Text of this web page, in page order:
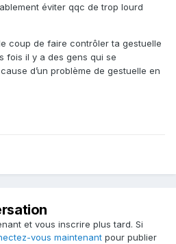
éviter qqc de trop lourd
coup de faire contrôler ta gestuelle
fois il y a des gens qui se
d’un problème de gestuelle en
et vous inscrire plus tard. Si
vous maintenant pour publier